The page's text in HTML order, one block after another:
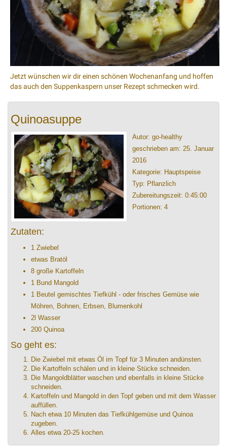
Jetzt wünschen wir dir einen schönen Wochenanfang und hoffen
das auch den Suppenkaspern unser Rezept schmecken wird.
Quinoasuppe
Autor: go-healthy
geschrieben am: 25. Januar
2016
Kategorie: Hauptspeise
Typ: Pflanzlich
Zubereitungszeit: 0:45:00
Portionen: 4
Zutaten:
1 Zwiebel
etwas Bratöl
8 große Kartoffeln
1 Bund Mangold
1 Beutel gemischtes Tiefkühl - oder frisches Gemüse wie
Möhren, Bohnen, Erbsen, Blumenkohl
2l Wasser
200 Quinoa
So geht es:
Die Zwiebel mit etwas Öl im Topf für 3 Minuten andünsten.
Die Kartoffeln schälen und in kleine Stücke schneiden.
Die Mangoldblätter waschen und ebenfalls in kleine Stücke
schneiden.
Kartoffeln und Mangold in den Topf geben und mit dem Wasser
auffüllen.
Nach etwa 10 Minuten das Tiefkühlgemüse und Quinoa
zugeben.
Alles etwa 20-25 kochen.